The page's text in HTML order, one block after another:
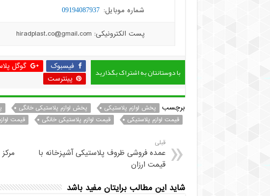
شماره موبایل: 09194087937
پست الکترونیکی: hiradplast.co@gmail.com
با دوستانتان به اشتراک بگذارید فیسبوک گوگل
پینترست
برچسب پخش لوازم پلاستیکی پخش لوازم پلاستیکی خانگی
قیمت لوازم پلاستیکی
قیمت لوازم پلاستیکی خانگی قیمت
قبلی
عمده فروشی ظروف پلاستیکی آشپزخانه با
قیمت ارزان
شاید این مطالب برایتان مفید باشد